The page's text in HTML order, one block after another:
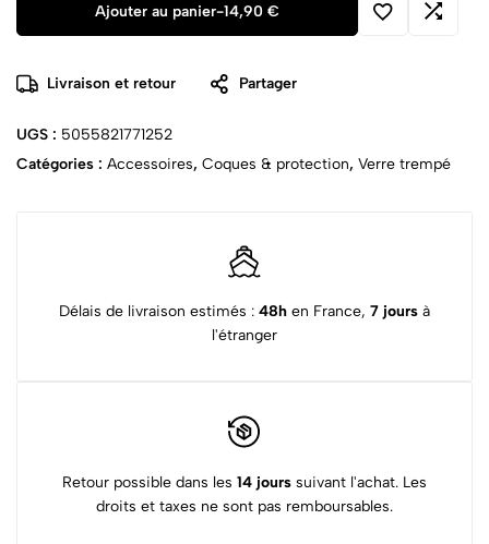
Ajouter au panier-14,90 €
Livraison et retour Partager
UGS : 5055821771252
Catégories : Accessoires, Coques & protection, Verre trempé
Délais de livraison estimés : 48h en France, 7 jours à
l'étranger
Retour possible dans les 14 jours suivant l'achat. Les
droits et taxes ne sont pas remboursables.